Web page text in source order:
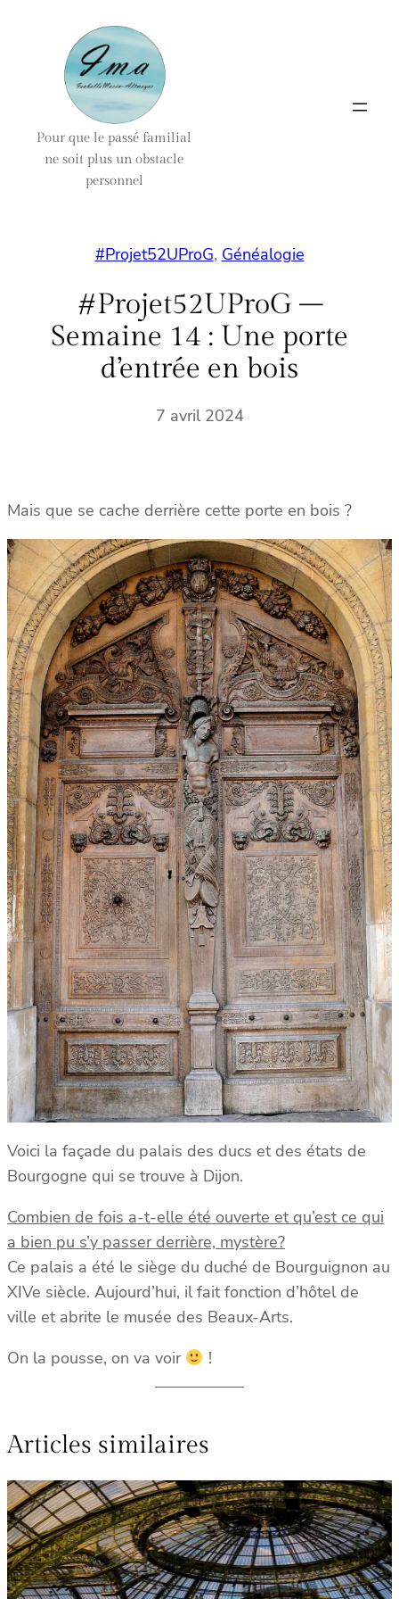
Pour que le passé familial
ne soit plus un obstacle
personnel
#Projet52UProG, Généalogie
#Projet52UProG –
Semaine 14 : Une porte
d’entrée en bois
7 avril 2024
Mais que se cache derrière cette porte en bois ?
Voici la façade du palais des ducs et des états de
Bourgogne qui se trouve à Dijon.
Combien de fois a-t-elle été ouverte et qu’est ce qui
a bien pu s’y passer derrière, mystère?
Ce palais a été le siège du duché de Bourguignon au
XIVe siècle. Aujourd’hui, il fait fonction d’hôtel de
ville et abrite le musée des Beaux-Arts.
On la pousse, on va voir
!
Articles similaires